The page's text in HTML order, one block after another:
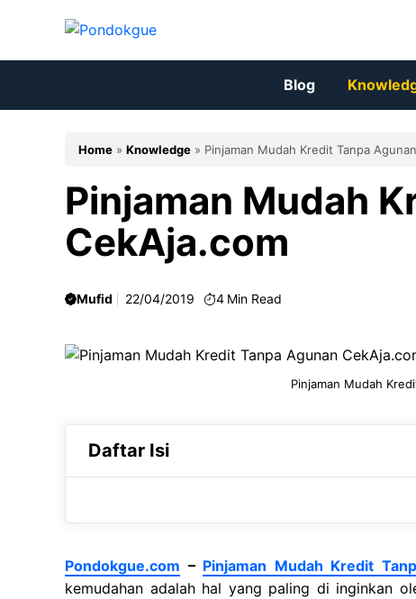
Blog
Home » Knowledge » Pinjaman Mudah Kredit Tanpa
Pinjaman Mudah
CekAja.com
Mufid 22/04/2019 4 Min Read
Pinjaman Mudah
Daftar Isi
Pondokgue.com – Pinjaman Mudah Kredit
kemudahan adalah hal yang paling di inginkan